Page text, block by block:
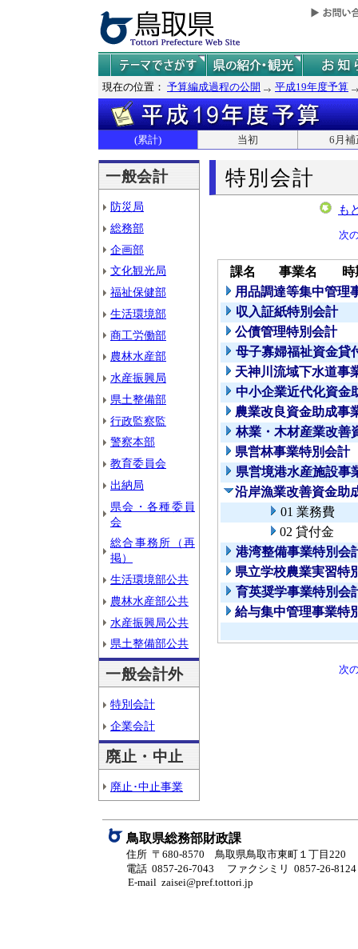
現在の位置： 予算編成過程の公開 平成19年度予算
(累計) 当初 6月補
一般会計
防災局
総務部
企画部
文化観光局
福祉保健部
生活環境部
商工労働部
農林水産部
水産振興局
県土整備部
行政監察監
警察本部
教育委員会
出納局
県会・各種委員
会
総合事務所（再
掲）
生活環境部公共
農林水産部公共
水産振興局公共
県土整備部公共
一般会計外
特別会計
企業会計
廃止・中止
廃止･中止事業
特別会計
も
次
課名 事業名
時
用品調達等集中管理
収入証紙特別会計
公債管理特別会計
母子寡婦福祉資金貸
天神川流域下水道事
中小企業近代化資金
農業改良資金助成事
林業・木材産業改善
県営林事業特別会計
県営境港水産施設事
沿岸漁業改善資金助
01 業務費
02 貸付金
港湾整備事業特別会
県立学校農業実習特
育英奨学事業特別会
給与集中管理事業特
次
鳥取県総務部財政課
住所 〒680-8570 鳥取県鳥取市東町１丁目220
電話 0857-26-7043
ファクシミリ 0857-26-8124
E-mail zaisei@pref.tottori.jp